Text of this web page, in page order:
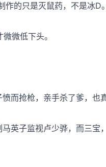
的只是灭鼠药，不是冰D。
微低下头。
而抢枪，亲手杀了爹，也
英子监视卢少骅，而三宝